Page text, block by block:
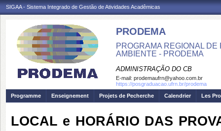
SIGAA - Sistema Integrado de Gestão de Atividades Acadêmicas
PRODEMA
PROGRAMA REGIONAL
AMBIENTE - PRODEMA
ADMINISTRAÇÃO DO CB
E-mail: prodemaufrn@yahoo.com.br
https://posgraduacao.ufrn.br/prodema
Programme
Enseignement Projets de Pecherche Calendrier Les
LOCAL e HORÁRIO DAS